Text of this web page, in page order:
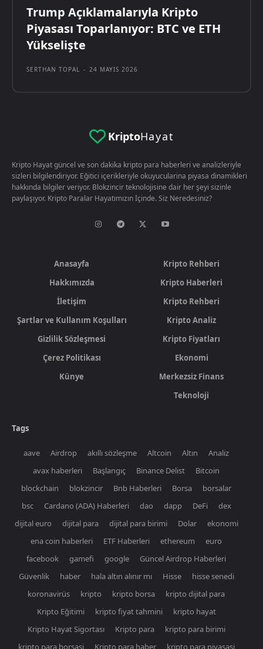
Trump Açıklamalarıyla Kripto
Piyasası Toparlanıyor: BTC ve ETH
Yükselişte
SERTHAN TOPAL - 24 MAYIS 2026
KriptoHayat
Kripto Hayat güncel ve son dakika kripto para haberleri ve analizleriyle
sizleri bilgilendiriyor. Eğitici içerikleriyle okuyucularina piyasa dinamikleri
hakkında bilgiler veriyor. Blokzincir teknolojisine dair her şeyi sizinle
paylaşıyor. Kripto Paralar Hayatımızın İçinde. Siz Neredesiniz?
Anasayfa
Hakkımızda
İletişim
Şartlar ve Kullanım Koşulları
Gizlilik Sözleşmesi
Çerez Politikası
Künye
Kripto Rehberi
Kripto Haberleri
Kripto Rehberi
Kripto Analiz
Kripto Fiyatları
Ekonomi
Merkezsiz Finans
Teknoloji
Tags
aave Airdrop akıllı sözleşme Altcoin Altın
Analiz
avax haberleri
Başlangıç Binance Delist
Bitcoin
blockchain
blokzincir Bnb Haberleri Borsa
borsalar
bsc
Cardano (ADA) Haberleri dao dapp DeFi
dex
dijital euro
dijital para dijital para birimi Dolar
ekonomi
ena coin haberleri
ETF Haberleri ethereum
euro
facebook
gamefi google
Güncel Airdrop Haberleri
Güvenlik
haber hala altın alınır mı Hisse
hisse senedi
koronavirüs
kripto kripto borsa
kripto dijital para
Kripto Eğitimi
kripto fiyat tahmini
kripto hayat
Kripto Hayat Sigortası
Kripto para
kripto para birimi
kripto para borsasi
Kripto para haber kripto para piyasasi